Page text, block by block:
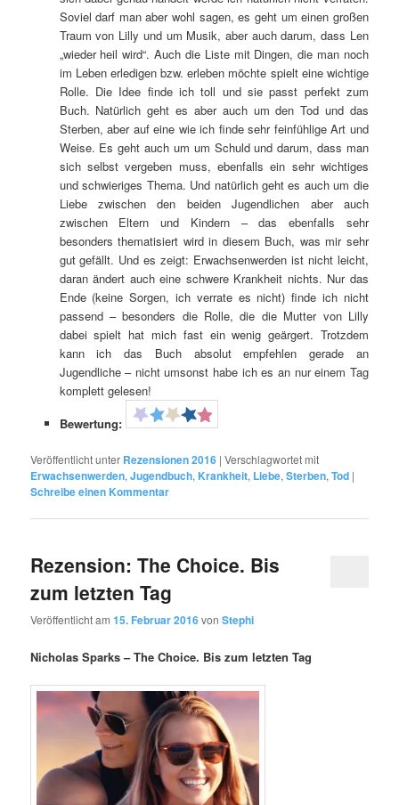
Soviel darf man aber wohl sagen, es geht um einen großen
Traum von Lilly und um Musik, aber auch darum, dass Len
„wieder heil wird“. Auch die Liste mit Dingen, die man noch
im Leben erledigen bzw. erleben möchte spielt eine wichtige
Rolle. Die Idee finde ich toll und sie passt perfekt zum
Buch. Natürlich geht es aber auch um den Tod und das
Sterben, aber auf eine wie ich finde sehr feinfühlige Art und
Weise. Es geht auch um um Schuld und darum, dass man
sich selbst vergeben muss, ebenfalls ein sehr wichtiges
und schwieriges Thema. Und natürlich geht es auch um die
Liebe zwischen den beiden Jugendlichen aber auch
zwischen Eltern und Kindern – das ebenfalls sehr
besonders thematisiert wird in diesem Buch, was mir sehr
gut gefällt. Und es zeigt: Erwachsenwerden ist nicht leicht,
daran ändert auch eine schwere Krankheit nichts. Nur das
Ende (keine Sorgen, ich verrate es nicht) finde ich nicht
passend – besonders die Rolle, die die Mutter von Lilly
dabei spielt hat mich fast ein wenig geärgert. Trotzdem
kann ich das Buch absolut empfehlen gerade an
Jugendliche – nicht umsonst habe ich es an nur einem Tag
komplett gelesen!
Bewertung:
Veröffentlicht unter Rezensionen 2016 |Verschlagwortet mit
Erwachsenwerden,Jugendbuch, Krankheit, Liebe,Sterben,Tod |
Schreibe einen Kommentar
Rezension: The Choice. Bis
zum letzten Tag
Veröffentlicht am15. Februar 2016vonStephi
Nicholas Sparks – The Choice. Bis zum letzten Tag